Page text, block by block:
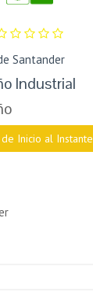
Santander
Industrial
Inicio al Instante